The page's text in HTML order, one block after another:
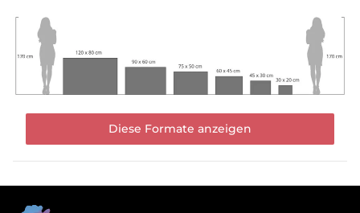
Diese Formate anzeigen